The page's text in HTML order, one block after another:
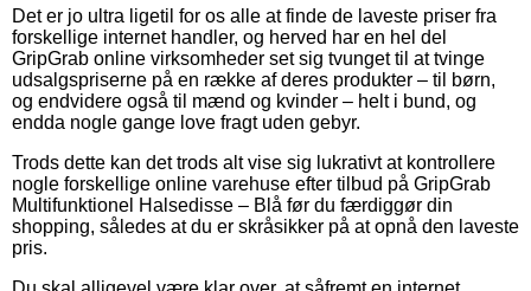
Det er jo ultra ligetil for os alle at finde de laveste priser fra
forskellige internet handler, og herved har en hel del
GripGrab online virksomheder set sig tvunget til at tvinge
udsalgspriserne på en række af deres produkter – til børn,
og endvidere også til mænd og kvinder – helt i bund, og
endda nogle gange love fragt uden gebyr.
Trods dette kan det trods alt vise sig lukrativt at kontrollere
nogle forskellige online varehuse efter tilbud på GripGrab
Multifunktionel Halsedisse – Blå før du færdiggør din
shopping, således at du er skråsikker på at opnå den laveste
pris.